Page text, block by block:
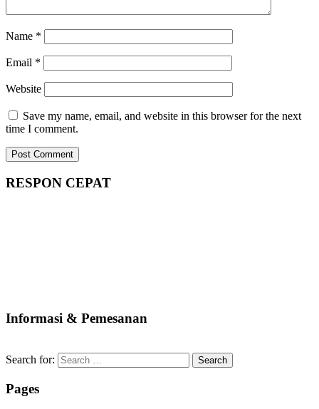
Name *
Email *
Website
Save my name, email, and website in this browser for the next
time I comment.
RESPON CEPAT
Informasi & Pemesanan
Search for:
Pages